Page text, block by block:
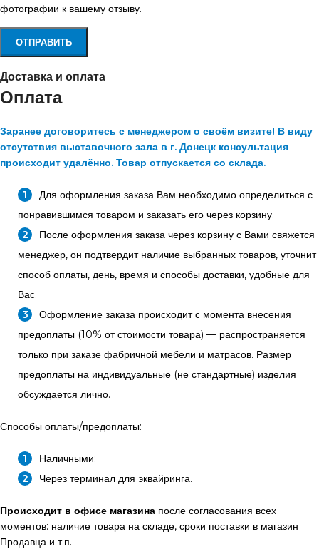
фотографии к вашему отзыву.
Доставка и оплата
Оплата
Заранее договоритесь с менеджером о своём визите! В виду
отсутствия выставочного зала в г. Донецк консультация
происходит удалённо. Товар отпускается со склада.
Для оформления заказа Вам необходимо определиться с
понравившимся товаром и заказать его через корзину.
После оформления заказа через корзину с Вами свяжется
менеджер, он подтвердит наличие выбранных товаров, уточнит
способ оплаты, день, время и способы доставки, удобные для
Вас.
Оформление заказа происходит с момента внесения
предоплаты (10% от стоимости товара) — распространяется
только при заказе фабричной мебели и матрасов. Размер
предоплаты на индивидуальные (не стандартные) изделия
обсуждается лично.
Способы оплаты/предоплаты:
Наличными;
Через терминал для эквайринга.
Происходит в офисе магазина после согласования всех
моментов: наличие товара на складе, сроки поставки в магазин
Продавца и т.п.